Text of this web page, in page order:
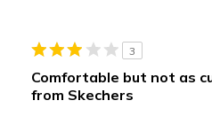
Going Out
Travel
3
Comfortable but not as
from Skechers